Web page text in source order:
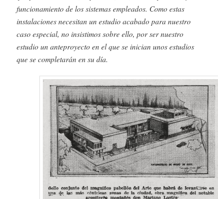
funcionamiento de los sistemas empleados. Como estas
instalaciones necesitan un estudio acabado para nuestro
caso especial, no insistimos sobre ello, por ser nuestro
estudio un anteproyecto en el que se inician unos estudios
que se completarán en su día.